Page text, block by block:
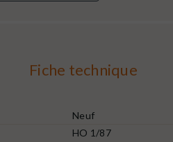
Fiche technique
Neuf
HO 1/87